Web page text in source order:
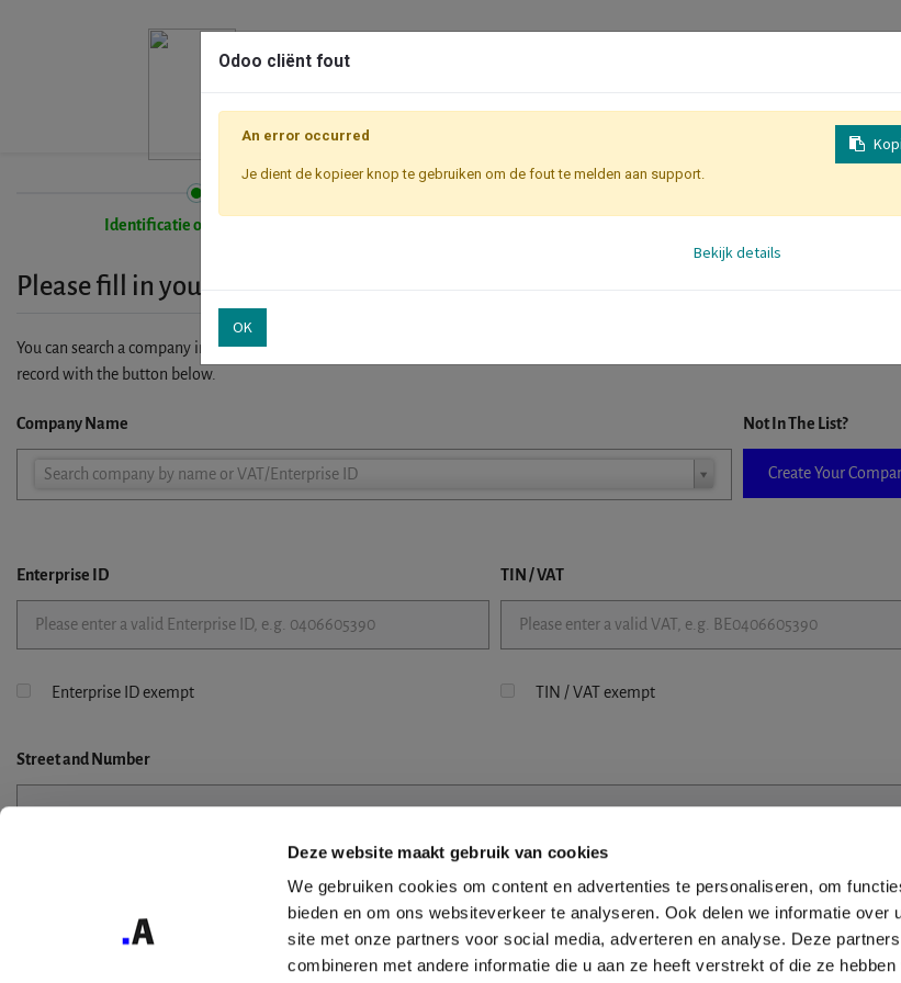
Deze website maakt gebruik van cookies
We gebruiken cookies om content en advertenties te personaliseren, om
bieden en om ons websiteverkeer te analyseren. Ook delen we informatie over
site met onze partners voor social media, adverteren en analyse. Deze
combineren met andere informatie die u aan ze heeft verstrekt of die ze
Identificatie onderneming
Please fill in your company details
You can search a company in our database by name, VAT or enterprise ID. When a company is selected it will auto-complete the
record with the button below.
Company Name
Search company by name or VAT/Enterprise ID
Company
Not In The List?
Create Your
Enterprise ID TIN / VAT
Enterprise ID exempt TIN / VAT exempt
Streetand Number
Odoo cliënt fout
An error occurred
Je dient de kopieer knop te gebruiken om de fout te melden aan support.
Bekijk details
OK